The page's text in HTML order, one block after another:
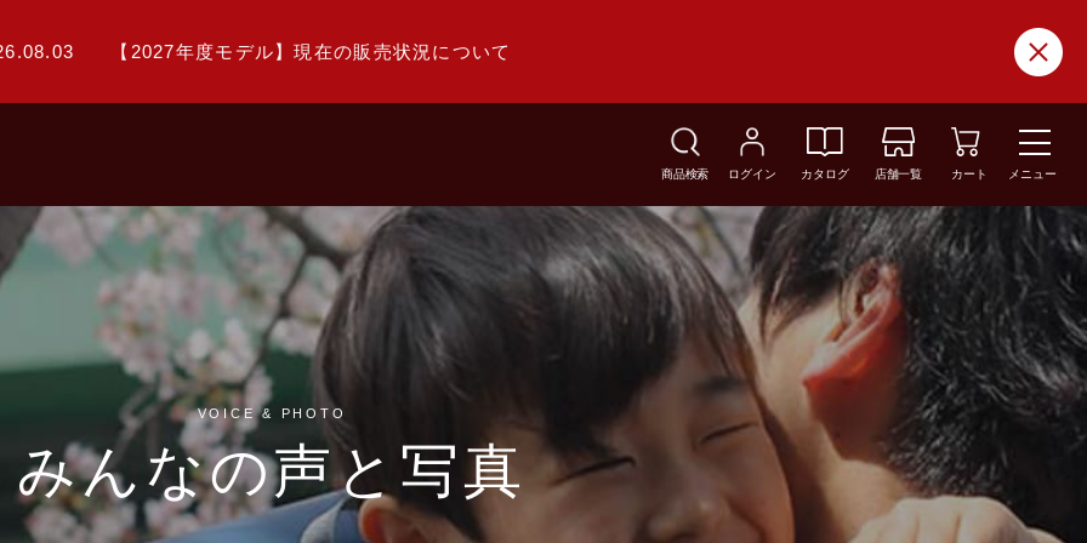
【2027年度モデル】現在の販売状況について
商品検索 ログイン カタログ 店舗一覧 カート メニュー
VOICE & PHOTO
みんなの声と写真